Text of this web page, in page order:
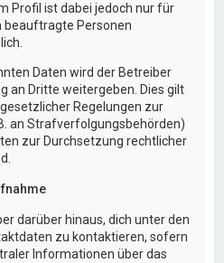
Profil ist dabei jedoch nur für
beauftragte Personen
Daten wird der Betreiber
an Dritte weitergeben. Dies gilt
Regelungen zur
an Strafverfolgungsbehörden)
zur Durchsetzung rechtlicher
darüber hinaus, dich unter den
zu kontaktieren, sofern
Informationen über das